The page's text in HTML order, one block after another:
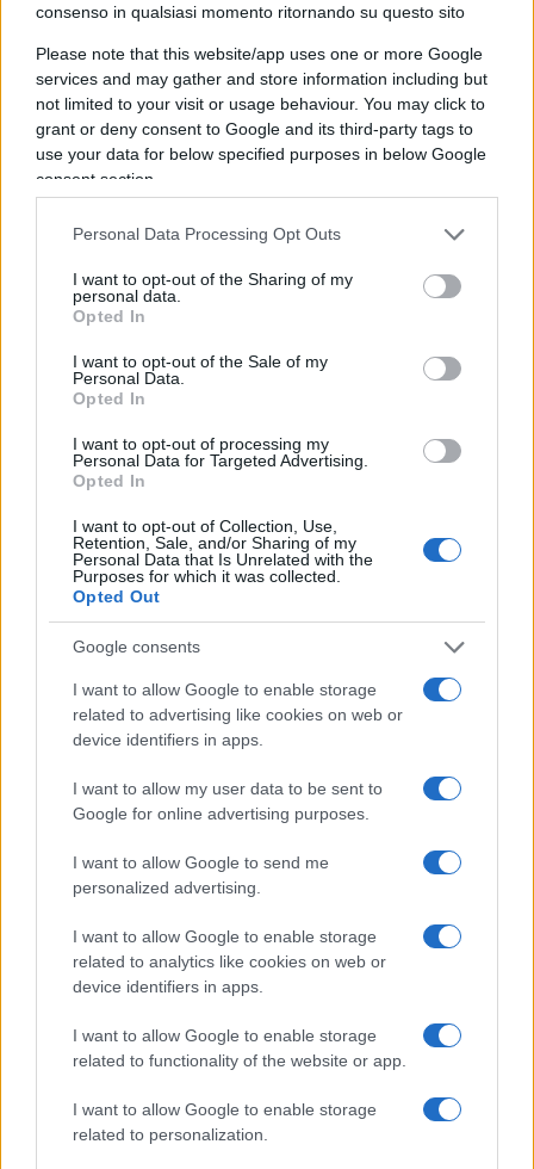
consenso in qualsiasi momento ritornando su questo sito
Please note that this website/app uses one or more Google
services and may gather and store information including but
not limited to your visit or usage behaviour. You may click to
grant or deny consent to Google and its third-party tags to
use your data for below specified purposes in below Google
consent section.
Personal Data Processing Opt Outs
I want to opt-out of the Sharing of my
personal data.
Opted In
I want to opt-out of the Sale of my
Personal Data.
Opted In
I want to opt-out of processing my
Personal Data for Targeted Advertising.
Opted In
I want to opt-out of Collection, Use,
Retention, Sale, and/or Sharing of my
Personal Data that Is Unrelated with the
Purposes for which it was collected.
Opted Out
Google consents
I want to allow Google to enable storage
related to advertising like cookies on web or
device identifiers in apps.
I want to allow my user data to be sent to
Google for online advertising purposes.
I want to allow Google to send me
personalized advertising.
I want to allow Google to enable storage
related to analytics like cookies on web or
device identifiers in apps.
I want to allow Google to enable storage
related to functionality of the website or app.
I want to allow Google to enable storage
related to personalization.
fatta il minimo scrupolo cara Egonu. La sfida sta
qui, è quella contro la coerenza e magari la
decenza. Libera scelta, certo, ma perché buttarla
sempre sull’epica?
, dove le compagne
dati gli atteggiamenti divistici, e ha trovato
l’alternativa milionaria; si è fatta pigliare dai turchi
ripetuta, Istanbul come Conegliano e lei è
ritornata nell’odiata patria di merda, dove non
farebbe mai un figlio. Per sfida? Per complicarsi la
vita? Ma no, perché, ancora una volta,
petto dei lucrosissimi e numerosi sponsor che
corredevano il pacchetto. Disgraziatamente,
Egonu è stata fatta fuori dalla Nazionale per
divergenze con il coach, che forse la considerava
Tutto qui, la sfida è una banalissima questione
, vecchia come l’uomo, la donna e la
lunga pallavolista. Sempre queste esagerazioni:
80 anni maledetti e non sentirli, parlare di sfide, di
filo del rasoio, di esistenza esagerata, diventa
patetico. Fortuna che un’altra campionessa, anche
lei nera, collega della lunga, laMyriam Sylla
seduta a fianco, ha fatto tornare tutti sulla terra
con l’arma gentile della sincerità: “Anche a me
piacciono le sfide, ma finché è possibile gestirle in
Italia…”. Sylla otterrà meno celebrità, meno
rotocalchi:non gioca al martirio, non è